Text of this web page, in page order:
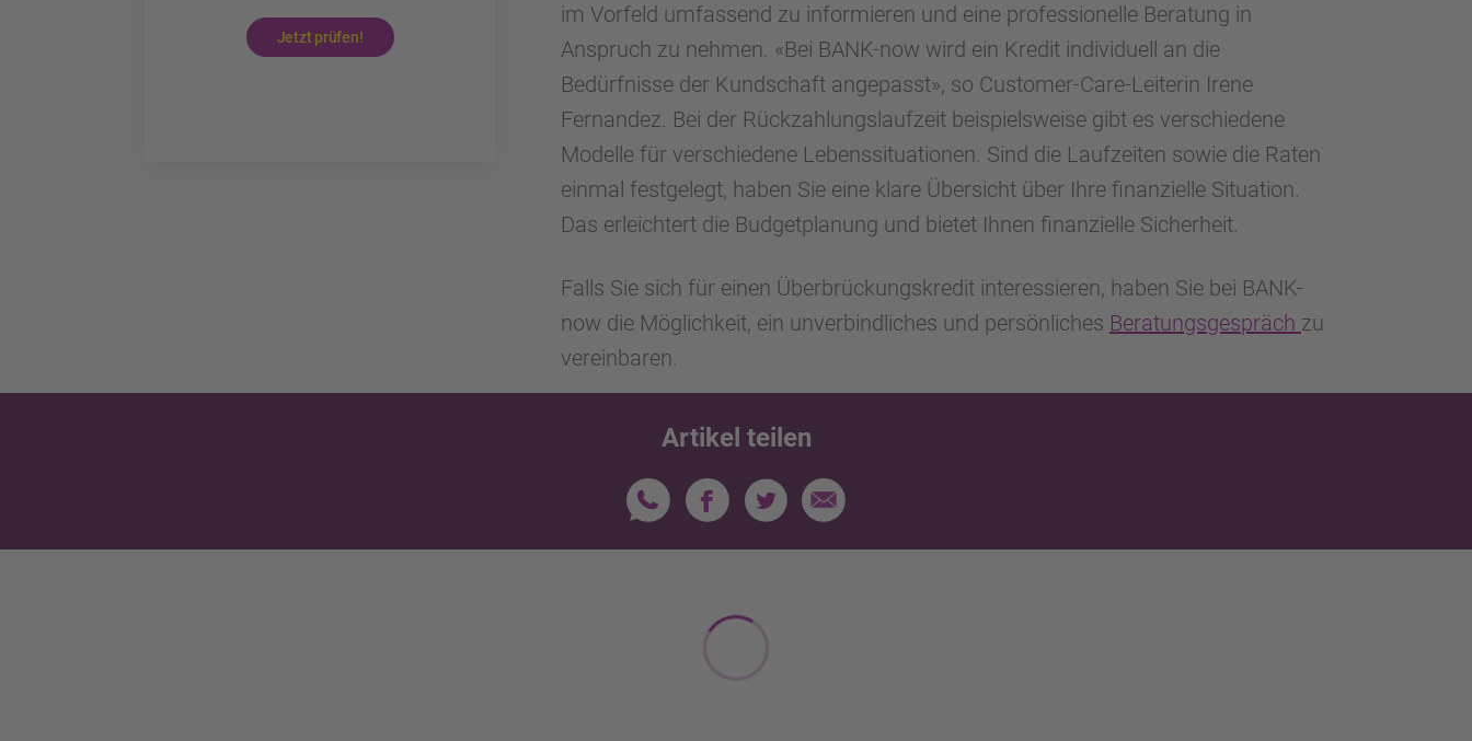
Jetzt prüfen!
im Vorfeld umfassend zu informieren und eine professionelle Beratung in
Anspruch zu nehmen. «Bei BANK-now wird ein Kredit individuell an die
Bedürfnisse der Kundschaft angepasst», so Customer-Care-Leiterin Irene
Fernandez. Bei der Rückzahlungslaufzeit beispielsweise gibt es verschiedene
Modelle für verschiedene Lebenssituationen. Sind die Laufzeiten sowie die Raten
einmal festgelegt, haben Sie eine klare Übersicht über Ihre finanzielle Situation.
Das erleichtert die Budgetplanung und bietet Ihnen finanzielle Sicherheit.
Falls Sie sich für einen Überbrückungskredit interessieren, haben Sie bei BANK-
now die Möglichkeit, ein unverbindliches und persönliches Beratungsgespräch zu
vereinbaren.
Artikel teilen